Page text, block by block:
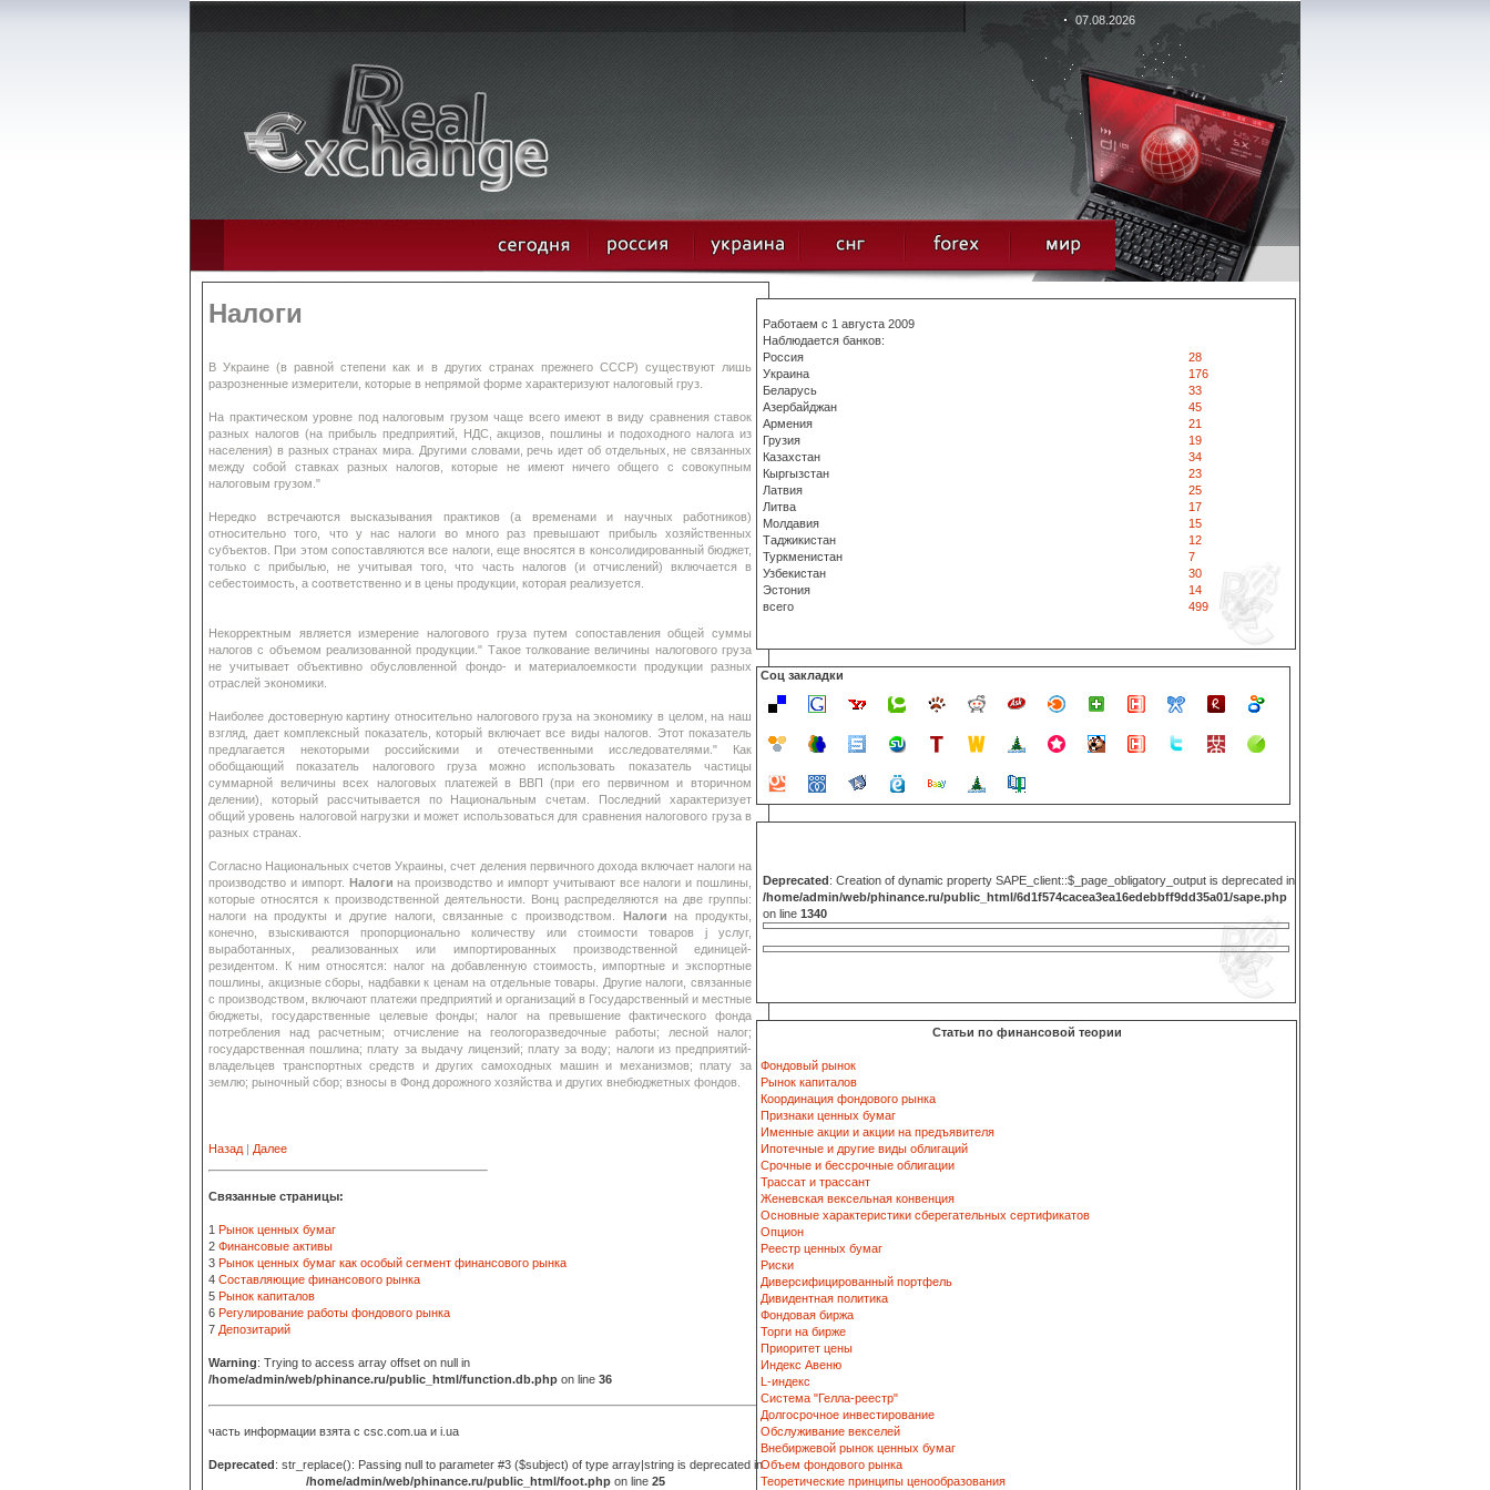
07.08.2026
Налоги
В Украине (в равной степени как и в других странах прежнего СССР) существуют лишь
разрозненные измерители, которые в непрямой форме характеризуют налоговый груз.
На практическом уровне под налоговым грузом чаще всего имеют в виду сравнения ставок
разных налогов (на прибыль предприятий, НДС, акцизов, пошлины и подоходного налога из
населения) в разных странах мира. Другими словами, речь идет об отдельных, не связанных
между собой ставках разных налогов, которые не имеют ничего общего с совокупным
налоговым грузом."
Нередко встречаются высказывания практиков (а временами и научных работников)
относительно того, что у нас налоги во много раз превышают прибыль хозяйственных
субъектов. При этом сопоставляются все налоги, еще вносятся в консолидированный бюджет,
только с прибылью, не учитывая того, что часть налогов (и отчислений) включается в
себестоимость, а соответственно и в цены продукции, которая реализуется.
Некорректным является измерение налогового груза путем сопоставления общей суммы
налогов с объемом реализованной продукции." Такое толкование величины налогового груза
не учитывает объективно обусловленной фондо- и материалоемкости продукции разных
отраслей экономики.
Наиболее достоверную картину относительно налогового груза на экономику в целом, на наш
взгляд, дает комплексный показатель, который включает все виды налогов. Этот показатель
предлагается некоторыми российскими и отечественными исследователями." Как
обобщающий показатель налогового груза можно использовать показатель частицы
суммарной величины всех налоговых платежей в ВВП (при его первичном и вторичном
делении), который рассчитывается по Национальным счетам. Последний характеризует
общий уровень налоговой нагрузки и может использоваться для сравнения налогового груза в
разных странах.
Согласно Национальных счетов Украины, счет деления первичного дохода включает налоги на
производство и импорт. Налоги на производство и импорт учитывают все налоги и пошлины,
которые относятся к производственной деятельности. Вонц распределяются на две группы:
налоги на продукты и другие налоги, связанные с производством. Налоги на продукты,
конечно, взыскиваются пропорционально количеству или стоимости товаров j услуг,
выработанных, реализованных или импортированных производственной единицей-
резидентом. К ним относятся: налог на добавленную стоимость, импортные и экспортные
пошлины, акцизные сборы, надбавки к ценам на отдельные товары. Другие налоги, связанные
с производством, включают платежи предприятий и организаций в Государственный и местные
бюджеты, государственные целевые фонды; налог на превышение фактического фонда
потребления над расчетным; отчисление на геологоразведочные работы; лесной налог;
государственная пошлина; плату за выдачу лицензий; плату за воду; налоги из предприятий-
владельцев транспортных средств и других самоходных машин и механизмов; плату за
землю; рыночный сбор; взносы в Фонд дорожного хозяйства и других внебюджетных фондов.
Назад | Далее
Связанные страницы:
1 Рынок ценных бумаг
2 Финансовые активы
3 Рынок ценных бумаг как особый сегмент финансового рынка
4 Составляющие финансового рынка
5 Рынок капиталов
6 Регулирование работы фондового рынка
7 Депозитарий
Warning: Trying to access array offset on null in
/home/admin/web/phinance.ru/public_html/function.db.php on line 36
часть информации взята с csc.com.ua и i.ua
Deprecated: str_replace(): Passing null to parameter #3 ($subject) of type array|string is deprecated in
/home/admin/web/phinance.ru/public_html/foot.php on line 25
Работаем с 1 августа 2009
Наблюдается банков:
Россия
28
Украина
176
Беларусь
33
Азербайджан
45
Армения
21
Грузия
19
Казахстан
34
Кыргызстан
23
Латвия
25
Литва
17
Молдавия
15
Таджикистан
12
Туркменистан
7
Узбекистан
30
Эстония
14
всего
499
Соц закладки
Deprecated: Creation of dynamic property SAPE_client::$_page_obligatory_output is deprecated in
/home/admin/web/phinance.ru/public_html/6d1f574cacea3ea16edebbff9dd35a01/sape.php
on line 1340
Статьи по финансовой теории
Фондовый рынок
Рынок капиталов
Координация фондового рынка
Признаки ценных бумаг
Именные акции и акции на предъявителя
Ипотечные и другие виды облигаций
Срочные и бессрочные облигации
Трассат и трассант
Женевская вексельная конвенция
Основные характеристики сберегательных сертификатов
Опцион
Реестр ценных бумаг
Риски
Диверсифицированный портфель
Дивидентная политика
Фондовая биржа
Торги на бирже
Приоритет цены
Индекс Авеню
L-индекс
Система "Гелла-реестр"
Долгосрочное инвестирование
Обслуживание векселей
Внебиржевой рынок ценных бумаг
Объем фондового рынка
Теоретические принципы ценообразования